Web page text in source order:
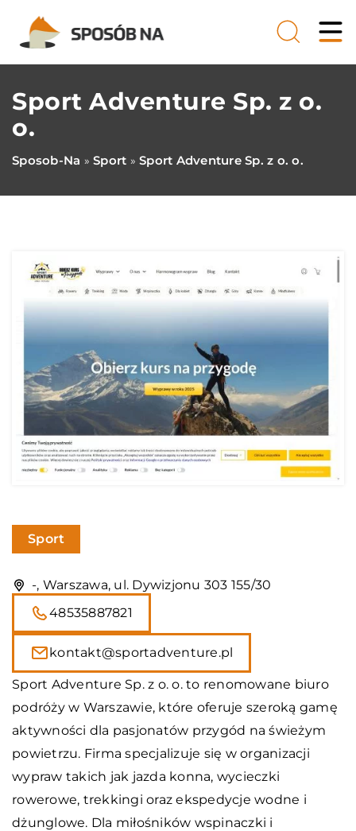
Sport Adventure Sp. z o.
o.
Sposob-Na » Sport » Sport Adventure Sp. z o. o.
Sport
-, Warszawa, ul. Dywizjonu 303 155/30
48535887821
kontakt@sportadventure.pl
Sport Adventure Sp. z o. o. to renomowane biuro
podróży w Warszawie, które oferuje szeroką gamę
aktywności dla pasjonatów przygód na świeżym
powietrzu. Firma specjalizuje się w organizacji
wypraw takich jak jazda konna, wycieczki
rowerowe, trekkingi oraz ekspedycje wodne i
dżunglowe. Dla miłośników wspinaczki i